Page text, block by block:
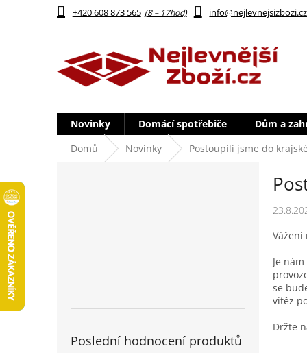
+420 608 873 565 info@nejlevnejsizbozi.cz
Novinky Domácí spotřebiče Dům a
Domů
Novinky Postoupili jsme do
Poslední hodnocení produktů
Je
se
vítěz
Držte